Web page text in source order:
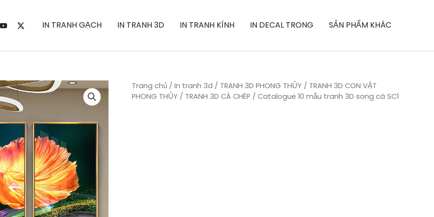
IN TRANH GẠCH IN TRANH 3D IN TRANH KÍNH IN DECAL TRONG SẢN PHẨM KHÁC
Trang chủ / In tranh 3d / TRANH 3D PHONG THỦY / TRANH 3D CON VẬT
PHONG THỦY / TRANH 3D CÁ CHÉP / Catalogue 10 mẫu tranh 3D song cá SC1